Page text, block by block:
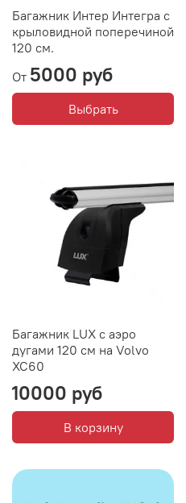
Багажник Интер Интегра с
крыловидной поперечиной
120 см.
От 5000 руб
Выбрать
Багажник LUX с аэро
дугами 120 см на Volvo
XC60
10000 руб
В корзину